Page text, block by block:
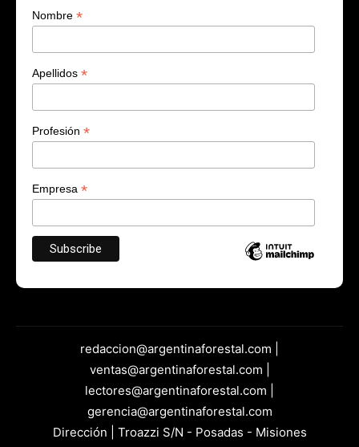
Nombre *
Apellidos *
Profesión *
Empresa *
redaccion@argentinaforestal.com |
ventas@argentinaforestal.com |
lectores@argentinaforestal.com |
gerencia@argentinaforestal.com
Dirección | Troazzi S/N - Posadas - Misiones